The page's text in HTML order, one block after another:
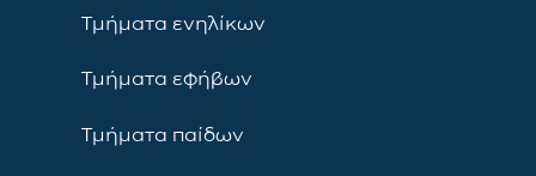
Τμήματα ενηλίκων
Τμήματα εφήβων
Τμήματα παίδων